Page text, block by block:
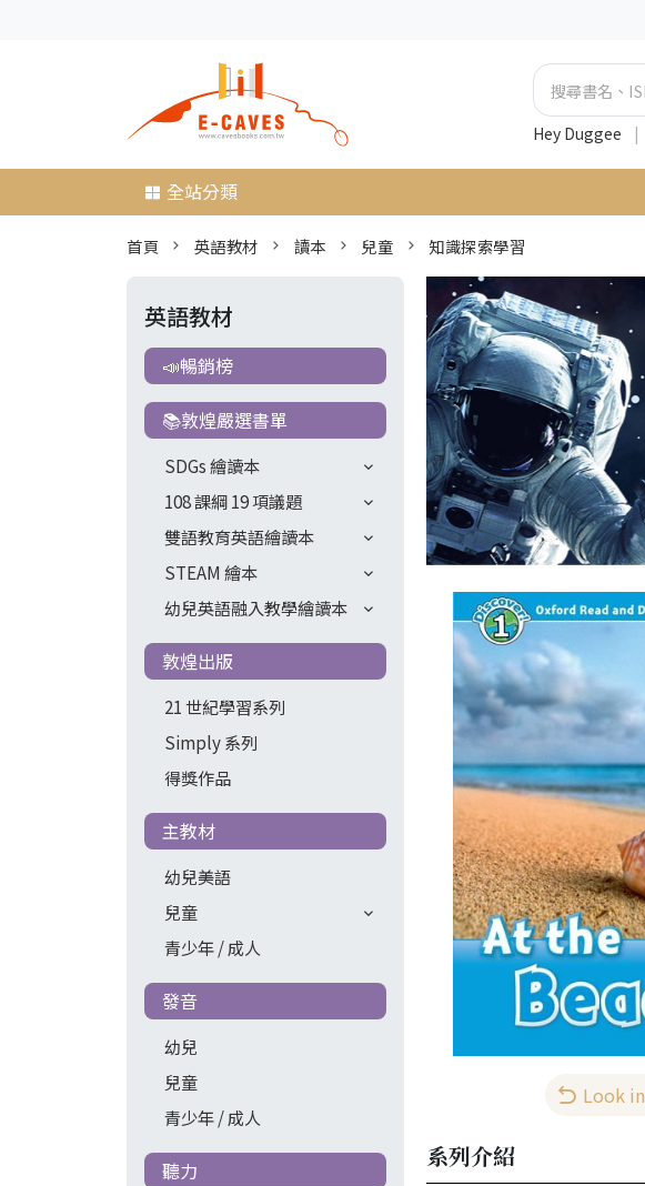
Hey Duggee |
全站分類
首頁 英語教材 讀本 兒童 知識探索學習
英語教材
📣暢銷榜
📚敦煌嚴選書單
SDGs 繪讀本
108 課綱 19 項議題
雙語教育英語繪讀本
STEAM 繪本
幼兒英語融入教學繪讀本
敦煌出版
21 世紀學習系列
Simply 系列
得獎作品
主教材
幼兒美語
兒童
青少年 / 成人
發音
幼兒
兒童
青少年 / 成人
聽力
Look
系列介紹